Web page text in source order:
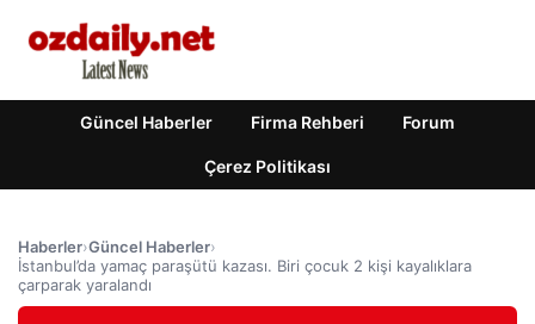
Güncel Haberler Firma Rehberi Forum
Çerez Politikası
Haberler›Güncel Haberler›
İstanbul’da yamaç paraşütü kazası. Biri çocuk 2 kişi kayalıklara
çarparak yaralandı